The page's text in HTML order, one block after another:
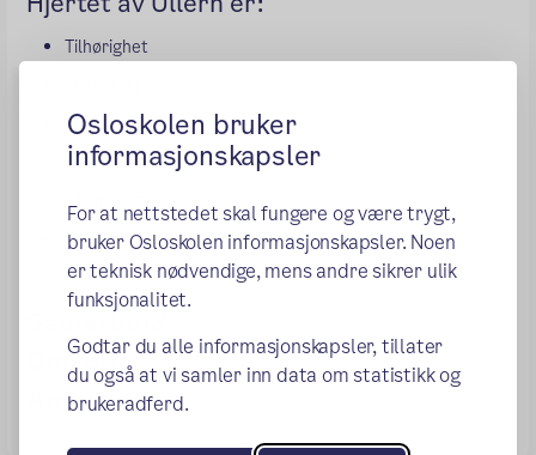
Osloskolen bruker
informasjonskapsler
For at nettstedet skal fungere og være trygt,
bruker Osloskolen informasjonskapsler. Noen
er teknisk nødvendige, mens andre sikrer ulik
funksjonalitet.
Godtar du alle informasjonskapsler, tillater
du også at vi samler inn data om statistikk og
brukeradferd.
Tilhørighet
Meningsfullhet
Anerkjennelse
Livsmestring
Betydningsfulle voksne
Samarbeid
Omsorg
Ambisjoner